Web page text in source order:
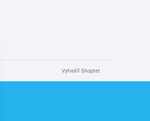
Vytvořil Shoptet